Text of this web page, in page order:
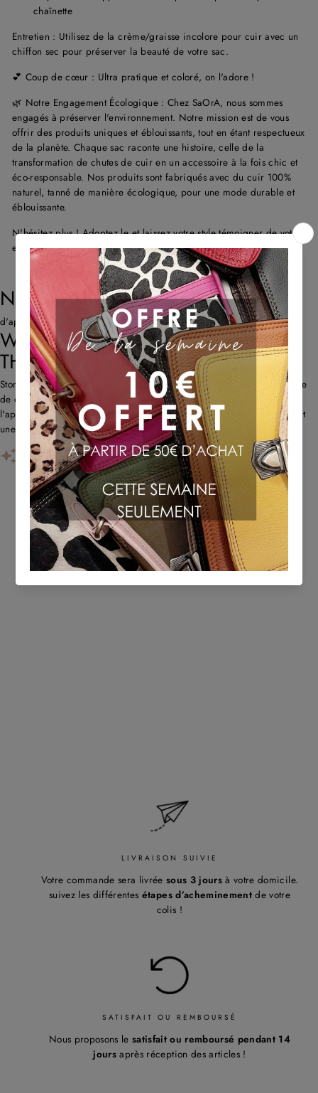
chaînette
Entretien : Utilisez de la crème/graisse incolore pour cuir avec un
chiffon sec pour préserver la beauté de votre sac.
💕 Coup de cœur : Ultra pratique et coloré, on l'adore !
🌿 Notre Engagement Écologique : Chez SaOrA, nous sommes
engagés à préserver l'environnement. Notre mission est de vous
offrir des produits uniques et éblouissants, tout en étant respectueux
de la planète. Chaque sac raconte une histoire, celle de la
transformation de chutes de cuir en un accessoire à la fois chic et
éco-responsable. Nos produits sont fabriqués avec du cuir 100%
naturel, tanné de manière écologique, pour une mode durable et
éblouissante.
N'hésitez plus ! Adoptez le et laissez votre style témoigner de votre
engagement pour une mode éthique et tendance.
NOS AVIS CLIENTS
d'après 667 avis
WHAT CUSTOMERS THINK ABOUT
THE STORE
Store propose des sacs en cuir uniques et recyclés avec un savoir-faire
de qualité et une livraison rapide. Les clients louent l'originalité,
l'approche écologique et le service client réactif. Certains remarquent
une forte odeur de cuir au début et des problè...
AI-GENERATED FROM CUSTOMER REVIEWS.
TU POURRAIS AUSSI AIMER
Sold Out
LIVRAISON SUIVIE
Votre commande sera livrée sous 3 joursà votre domicile.
suivez les différentes étapes d’acheminementde votre
colis !
SATISFAIT OU REMBOURSÉ
Nous proposons le satisfait ou remboursé pendant 14
joursaprès réception des articles !